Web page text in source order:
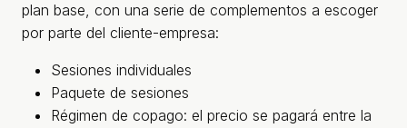
plan base, con una serie de complementos a escoger
por parte del cliente-empresa:
Sesiones individuales
Paquete de sesiones
Régimen de copago: el precio se pagará entre la